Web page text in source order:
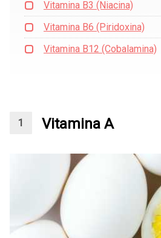
Vitamina B3 (Niacina)
Vitamina B6 (Piridoxina)
Vitamina B12 (Cobalamina)
Vitamina A